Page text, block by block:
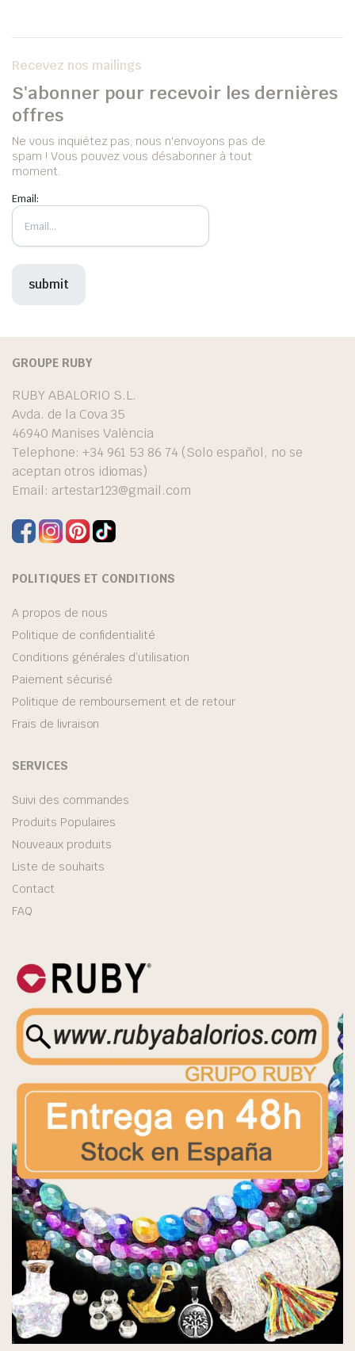
Recevez nos mailings
S'abonner pour recevoir les dernières
offres
Ne vous inquiétez pas, nous n'envoyons pas de
spam ! Vous pouvez vous désabonner à tout
moment.
Email:
GROUPE RUBY
RUBY ABALORIO S.L.
Avda. de la Cova 35
46940 Manises València
Telephone: +34 961 53 86 74 (Solo español, no se
aceptan otros idiomas)
Email: artestar123@gmail.com
POLITIQUES ET CONDITIONS
A propos de nous
Politique de confidentialité
Conditions générales d’utilisation
Paiement sécurisé
Politique de remboursement et de retour
Frais de livraison
SERVICES
Suivi des commandes
Produits Populaires
Nouveaux produits
Liste de souhaits
Contact
FAQ